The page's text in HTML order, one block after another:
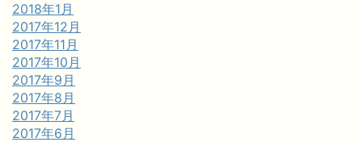
2018年1月
2017年12月
2017年11月
2017年10月
2017年9月
2017年8月
2017年7月
2017年6月